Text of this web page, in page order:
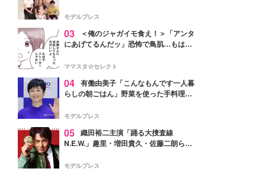
よ！」
モデルプレス
03
＜俺のジャガイモ食え！＞「アンタ
にあげてるんだッ」恐怖で鳥肌…もはや
ママスタ☆セレクト
04 有働由美子「こんなもんです一人暮
らしの朝ごはん」野菜を使った手料理公
そう」と反響
モデルプレス
05 織田裕二主演「踊る大捜査線
N.E.W.」趣里・増田貴久・佐藤二朗ら新
徴する“謎のキーワード”も
モデルプレス